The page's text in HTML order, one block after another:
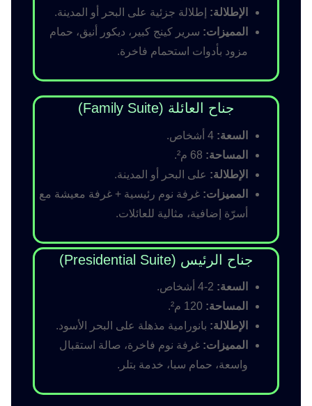
الإطلالة: إطلالة جزئية على البحر أو المدينة.
المميزات: سرير كينج كبير، ديكور أنيق، حمام
مزود بأدوات استحمام فاخرة.
جناح العائلة (Family Suite)
السعة:
المساحة:
الإطلالة: على البحر أو المدينة.
المميزات: غرفة نوم رئيسية + غرفة معيشة مع
أسرّة إضافية، مثالية للعائلات.
جناح الرئيس (Presidential Suite)
السعة:
المساحة:
الإطلالة: بانورامية مذهلة على البحر الأسود.
المميزات: غرفة نوم فاخرة، صالة استقبال
واسعة، حمام سبا، خدمة بتلر.